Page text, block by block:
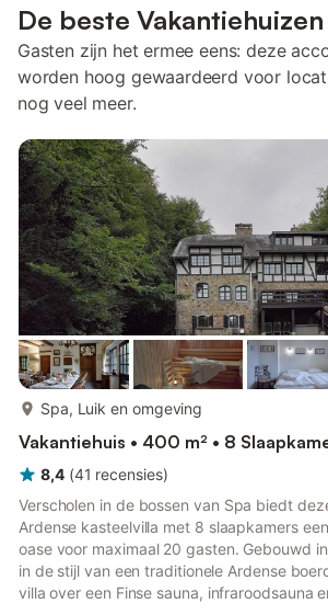
De beste Vakantiehuizen
Gasten zijn het ermee eens: deze
worden hoog gewaardeerd voor
nog veel meer.
Spa, Luik en omgeving
Vakantiehuis • 400 m² • 8
8,4 (41 recensies)
Verscholen in de bossen van Spa biedt
Ardense kasteelvilla met 8 slaapkamers
oase voor maximaal 20 gasten. Gebouwd
in de stijl van een traditionele Ardense
villa over een Finse sauna, infraroodsauna